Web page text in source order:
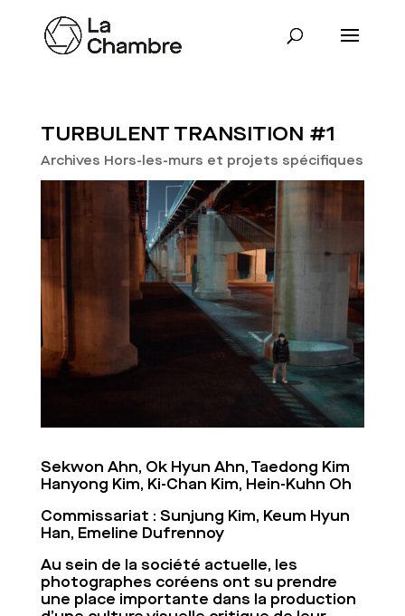
TURBULENT TRANSITION #1
Archives Hors-les-murs et projets spécifiques
Sekwon Ahn, Ok Hyun Ahn, Taedong Kim
Hanyong Kim, Ki-Chan Kim, Hein-Kuhn Oh
Commissariat : Sunjung Kim, Keum Hyun
Han, Emeline Dufrennoy
Au sein de la société actuelle, les
photographes coréens ont su prendre
une place importante dans la production